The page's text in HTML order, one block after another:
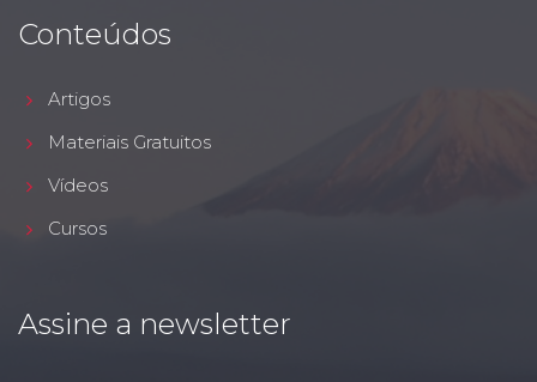
Conteúdos
Artigos
Materiais Gratuitos
Vídeos
Cursos
Assine a newsletter